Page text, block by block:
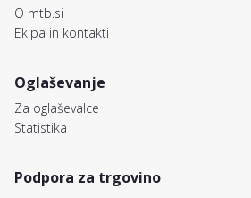
O mtb.si
Ekipa in kontakti
Oglaševanje
Za oglaševalce
Statistika
Podpora za trgovino